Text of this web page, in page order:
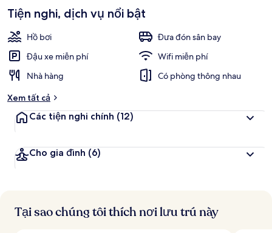
khách
yêu
thích
k
h
á
c
h
n
o
Tiện nghi, dịch vụ nổi bật
Hồ bơi
Đưa đón sân bay
Đậu xe miễn phí
Wifi miễn phí
Nhà hàng
Có phòng thông nhau
Xem tất cả
Các tiện nghi chính (12)
Cho gia đình (6)
Tại sao chúng tôi thích nơi lưu trú này